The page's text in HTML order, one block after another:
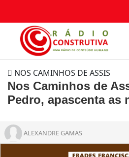
NOS CAMINHOS DE ASSIS
Nos Caminhos de
Pedro, apascenta as
ALEXANDRE GAMAS